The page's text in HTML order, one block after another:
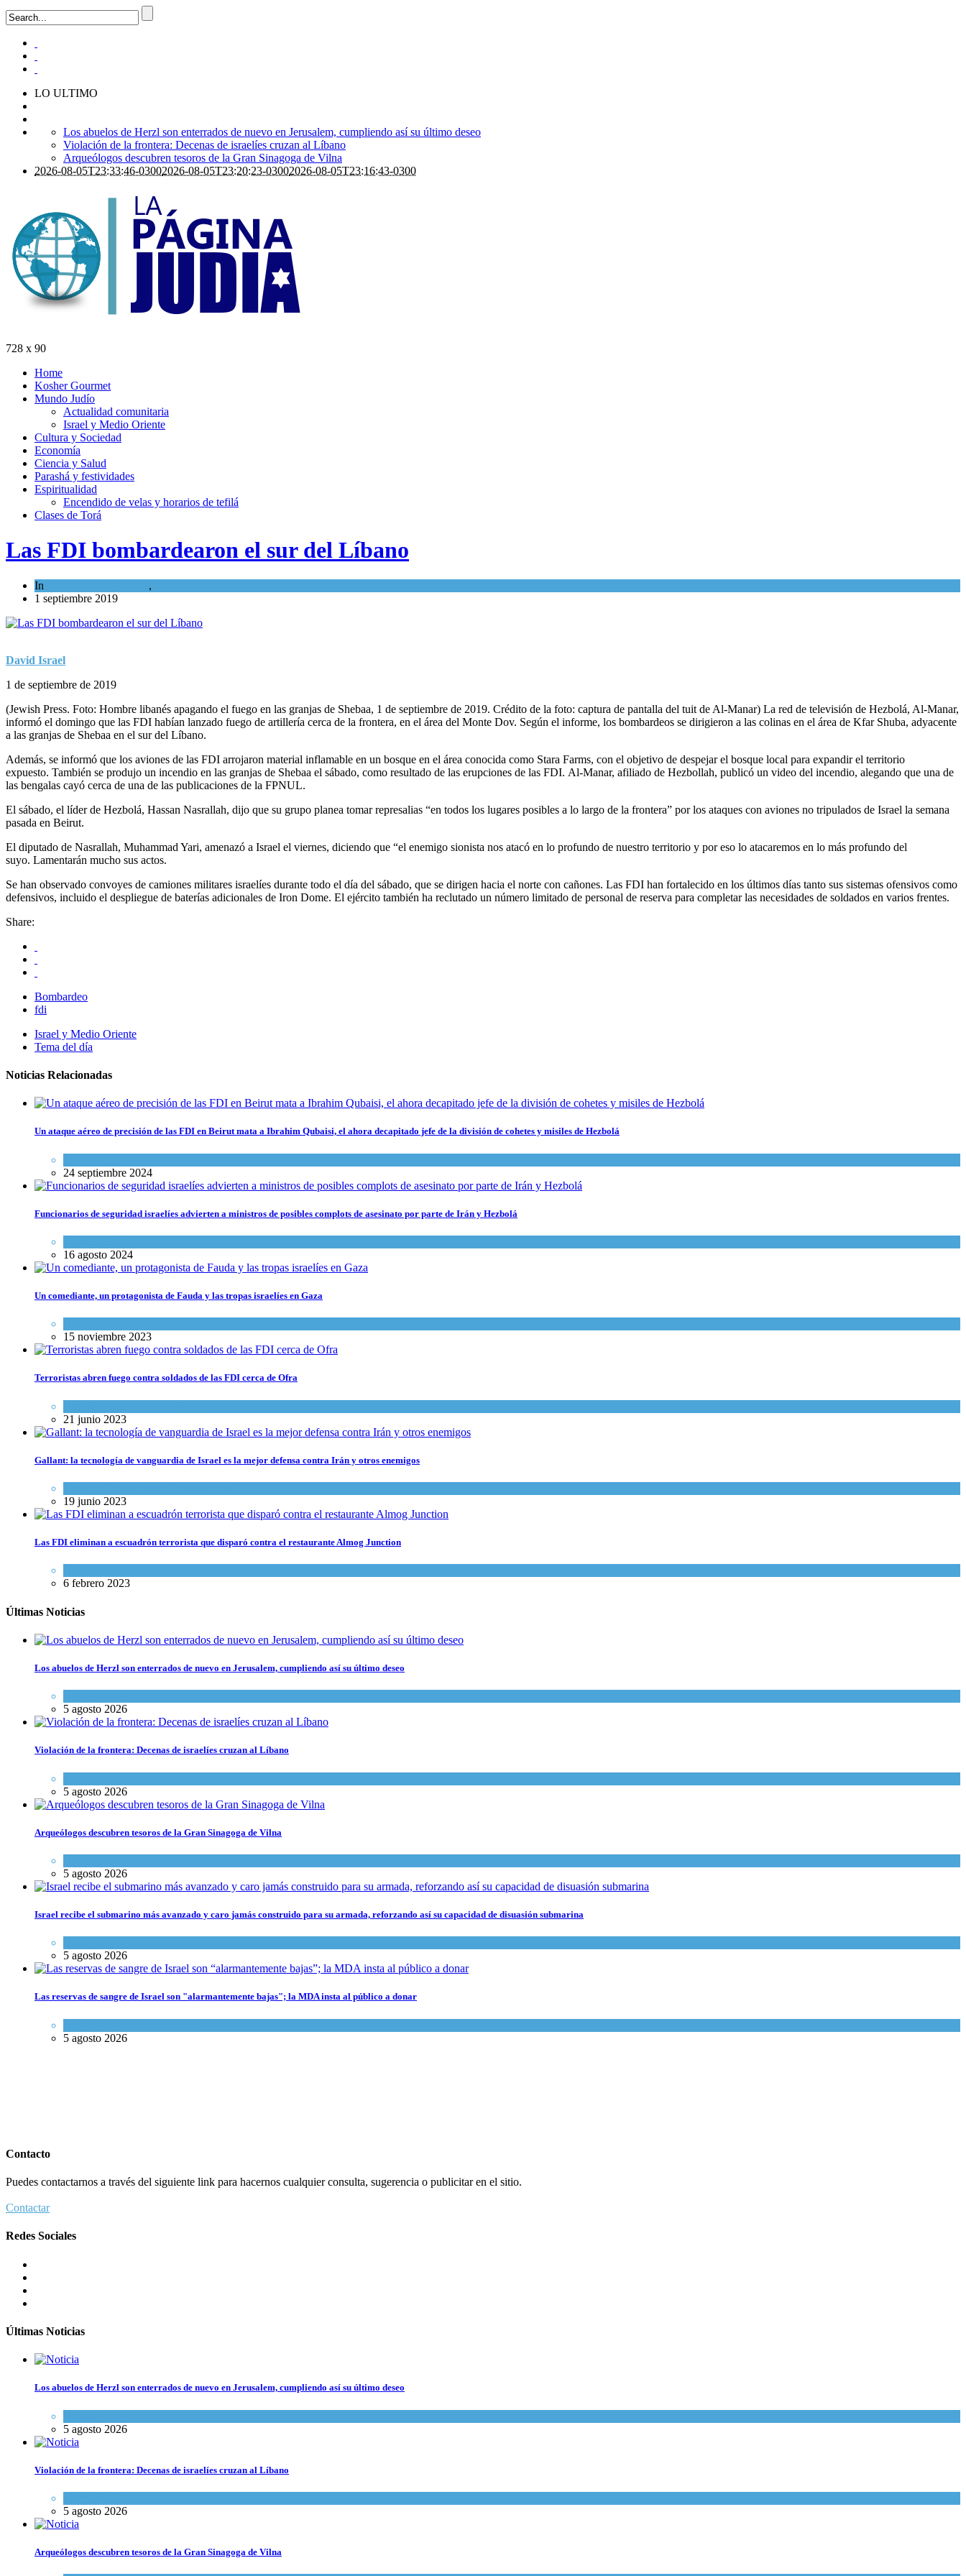
LO ULTIMO
Los abuelos de Herzl son enterrados de nuevo en Jerusalem, cumpliendo así su último deseo
Violación de la frontera: Decenas de israelíes cruzan al Líbano
Arqueólogos descubren tesoros de la Gran Sinagoga de Vilna
2026-08-05T23:33:46-03002026-08-05T23:20:23-03002026-08-05T23:16:43-0300
728 x 90
Home
Kosher Gourmet
Mundo Judío
Actualidad comunitaria
Israel y Medio Oriente
Cultura y Sociedad
Economía
Ciencia y Salud
Parashá y festividades
Espiritualidad
Encendido de velas y horarios de tefilá
Clases de Torá
Las FDI bombardearon el sur del Líbano
In ,
1 septiembre 2019
David Israel
1 de septiembre de 2019
(Jewish Press. Foto: Hombre libanés apagando el fuego en las granjas de Shebaa, 1 de septiembre de 2019. Crédito de la foto: captura de pantalla del tuit de Al-Manar) La red de televisión de Hezbolá, Al-Manar,
informó el domingo que las FDI habían lanzado fuego de artillería cerca de la frontera, en el área del Monte Dov. Según el informe, los bombardeos se dirigieron a las colinas en el área de Kfar Shuba, adyacente
a las granjas de Shebaa en el sur del Líbano.
Además, se informó que los aviones de las FDI arrojaron material inflamable en un bosque en el área conocida como Stara Farms, con el objetivo de despejar el bosque local para expandir el territorio
expuesto. También se produjo un incendio en las granjas de Shebaa el sábado, como resultado de las erupciones de las FDI. Al-Manar, afiliado de Hezbollah, publicó un video del incendio, alegando que una de
las bengalas cayó cerca de una de las publicaciones de la FPNUL.
El sábado, el líder de Hezbolá, Hassan Nasrallah, dijo que su grupo planea tomar represalias “en todos los lugares posibles a lo largo de la frontera” por los ataques con aviones no tripulados de Israel la semana
pasada en Beirut.
El diputado de Nasrallah, Muhammad Yari, amenazó a Israel el viernes, diciendo que “el enemigo sionista nos atacó en lo profundo de nuestro territorio y por eso lo atacaremos en lo más profundo del
suyo. Lamentarán mucho sus actos.
Se han observado convoyes de camiones militares israelíes durante todo el día del sábado, que se dirigen hacia el norte con cañones. Las FDI han fortalecido en los últimos días tanto sus sistemas ofensivos como
defensivos, incluido el despliegue de baterías adicionales de Iron Dome. El ejército también ha reclutado un número limitado de personal de reserva para completar las necesidades de soldados en varios frentes.
Share:
Bombardeo
fdi
Israel y Medio Oriente
Tema del día
Noticias Relacionadas
Un ataque aéreo de precisión de las FDI en Beirut mata a Ibrahim Qubaisi, el ahora decapitado jefe de la división de cohetes y misiles de Hezbolá
24 septiembre 2024
Funcionarios de seguridad israelíes advierten a ministros de posibles complots de asesinato por parte de Irán y Hezbolá
16 agosto 2024
Un comediante, un protagonista de Fauda y las tropas israelíes en Gaza
15 noviembre 2023
Terroristas abren fuego contra soldados de las FDI cerca de Ofra
21 junio 2023
Gallant: la tecnología de vanguardia de Israel es la mejor defensa contra Irán y otros enemigos
19 junio 2023
Las FDI eliminan a escuadrón terrorista que disparó contra el restaurante Almog Junction
6 febrero 2023
Últimas Noticias
Los abuelos de Herzl son enterrados de nuevo en Jerusalem, cumpliendo así su último deseo
5 agosto 2026
Violación de la frontera: Decenas de israelíes cruzan al Líbano
5 agosto 2026
Arqueólogos descubren tesoros de la Gran Sinagoga de Vilna
5 agosto 2026
Israel recibe el submarino más avanzado y caro jamás construido para su armada, reforzando así su capacidad de disuasión submarina
5 agosto 2026
Las reservas de sangre de Israel son "alarmantemente bajas"; la MDA insta al público a donar
5 agosto 2026
Contacto
Puedes contactarnos a través del siguiente link para hacernos cualquier consulta, sugerencia o publicitar en el sitio.
Contactar
Redes Sociales
Últimas Noticias
Los abuelos de Herzl son enterrados de nuevo en Jerusalem, cumpliendo así su último deseo
5 agosto 2026
Violación de la frontera: Decenas de israelíes cruzan al Líbano
5 agosto 2026
Arqueólogos descubren tesoros de la Gran Sinagoga de Vilna